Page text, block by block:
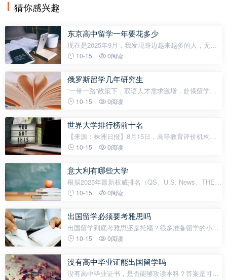
猜你感兴趣
东京高中留学一年要花多少
现在是2025年9月，我发现身边越来越多的人，无论
是刚毕业的学生还是想提升自己的职场人，都把目光
的学术氛围，都深深吸引着大家。可
10-15 0阅读
俄罗斯留学几年研究生
“一带一路”政策下，双语人才需求激增，赴俄留学学
子就业优势明显；且性价比高，学费低廉，俄罗斯多
学正在吸引更多优秀学子前往深造，在
10-15 0阅读
世界大学排行榜前十名
【来源：株洲日报】8月15日，高等教育评价机构软
科发布了“2025软科世界大学学术排名”。排名展示了
大学上榜，其中13所位列世界百强
10-15 0阅读
意大利有哪些大学
根据2025年最新权威排名（QS、U.S. News、THE
等），意大利排名前十的大学依次为：米兰理工大
灵理工大学、米兰大学、比萨大学、那不
10-15 0阅读
出国留学必须要考雅思吗
出国留学到底考雅思还是托福？很多准备留学的小伙
伴对于语言能力考试不是很清楚，今天小润带大家详
同学可以参考了解。出国留学选
10-15 0阅读
没有高中毕业证能出国留学吗
没有高中毕业证书，是否能够攻读本科？答案是可行